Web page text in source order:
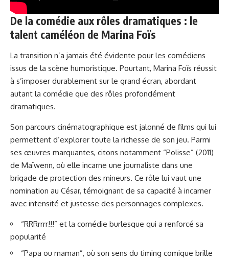
De la comédie aux rôles dramatiques : le
talent caméléon de Marina Foïs
La transition n’a jamais été évidente pour les comédiens
issus de la scène humoristique. Pourtant, Marina Foïs réussit
à s’imposer durablement sur le grand écran, abordant
autant la comédie que des rôles profondément
dramatiques.
Son parcours cinématographique est jalonné de films qui lui
permettent d’explorer toute la richesse de son jeu. Parmi
ses œuvres marquantes, citons notamment “Polisse” (2011)
de Maïwenn, où elle incarne une journaliste dans une
brigade de protection des mineurs. Ce rôle lui vaut une
nomination au César, témoignant de sa capacité à incarner
avec intensité et justesse des personnages complexes.
“RRRrrrr!!!” et la comédie burlesque qui a renforcé sa
popularité
“Papa ou maman”, où son sens du timing comique brille